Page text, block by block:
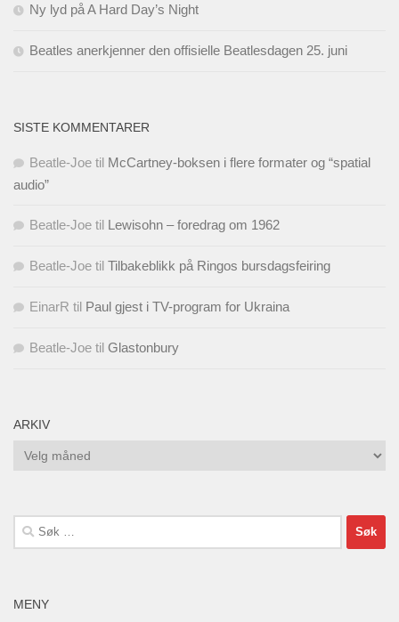
Ny lyd på A Hard Day’s Night
Beatles anerkjenner den offisielle Beatlesdagen 25. juni
SISTE KOMMENTARER
Beatle-Joe til McCartney-boksen i flere formater og “spatial
audio”
Beatle-Joe til Lewisohn – foredrag om 1962
Beatle-Joe til Tilbakeblikk på Ringos bursdagsfeiring
EinarR til Paul gjest i TV-program for Ukraina
Beatle-Joe til Glastonbury
ARKIV
Arkiv
Søk
etter:
MENY